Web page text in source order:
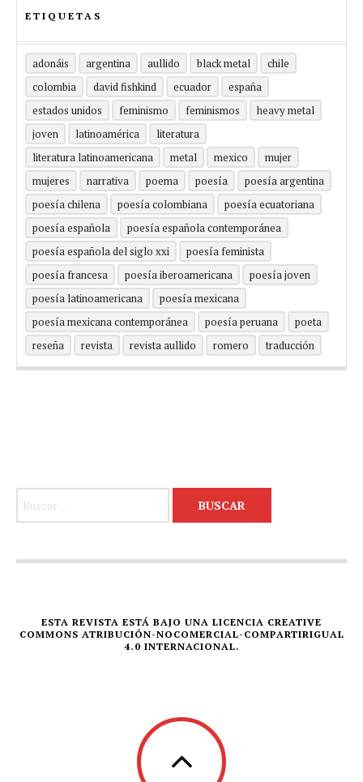
ETIQUETAS
adonáis argentina aullido black metal
chile
colombia
david fishkind ecuador
españa
estados unidos
feminismo feminismos
heavy metal
joven
latinoamérica
literatura
literatura latinoamericana
metal mexico
mujer
mujeres
narrativa poema poesía
poesía argentina
poesía chilena
poesía colombiana
poesía ecuatoriana
poesía española
poesía española contemporánea
poesía española del siglo xxi
poesía feminista
poesía francesa
poesía iberoamericana
poesía joven
poesía latinoamericana
poesía mexicana
poesía mexicana contemporánea
poesía peruana
poeta
reseña
revista revista aullido romero traducción
ESTA REVISTA ESTÁ BAJO UNA LICENCIA CREATIVE
COMMONS ATRIBUCIÓN-NOCOMERCIAL-COMPARTIRIGUAL
4.0 INTERNACIONAL.